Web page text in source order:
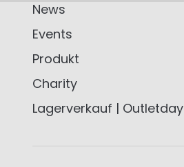
News
Events
Produkt
Charity
Lagerverkauf |